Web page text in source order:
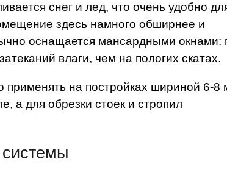
снег и лед, что очень удобно
здесь намного обширнее и
оснащается мансардными окнами:
влаги, чем на пологих скатах.
применять на постройках шириной 6-8
а для обрезки стоек и стропил
системы